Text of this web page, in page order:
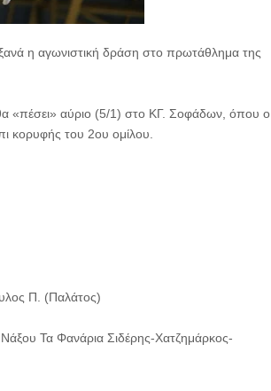
ξανά η αγωνιστική δράση στο πρωτάθλημα της
«πέσει» αύριο (5/1) στο ΚΓ. Σοφάδων, όπου ο
κορυφής του 2ου ομίλου.
Π. (Παλάτος)
Τα Φανάρια Σιδέρης-Χατζημάρκος-